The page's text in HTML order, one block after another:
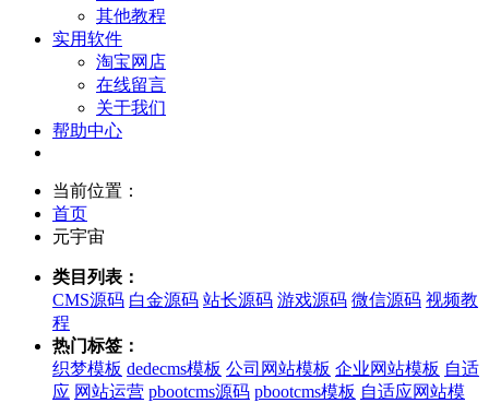
其他教程
实用软件
淘宝网店
在线留言
关于我们
帮助中心
当前位置：
首页
元宇宙
类目列表：
CMS源码 白金源码 站长源码 游戏源码 微信源码 视频教
程
热门标签：
织梦模板 dedecms模板 公司网站模板 企业网站模板 自适
应 网站运营 pbootcms源码 pbootcms模板 自适应网站模